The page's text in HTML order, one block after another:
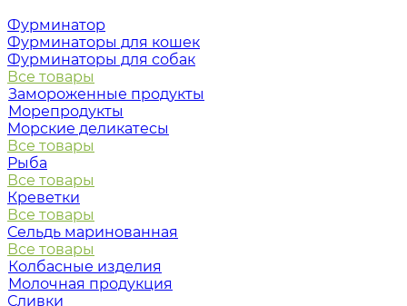
Фурминатор
Фурминаторы для кошек
Фурминаторы для собак
Все товары
Замороженные продукты
Морепродукты
Морские деликатесы
Все товары
Рыба
Все товары
Креветки
Все товары
Сельдь маринованная
Все товары
Колбасные изделия
Молочная продукция
Сливки